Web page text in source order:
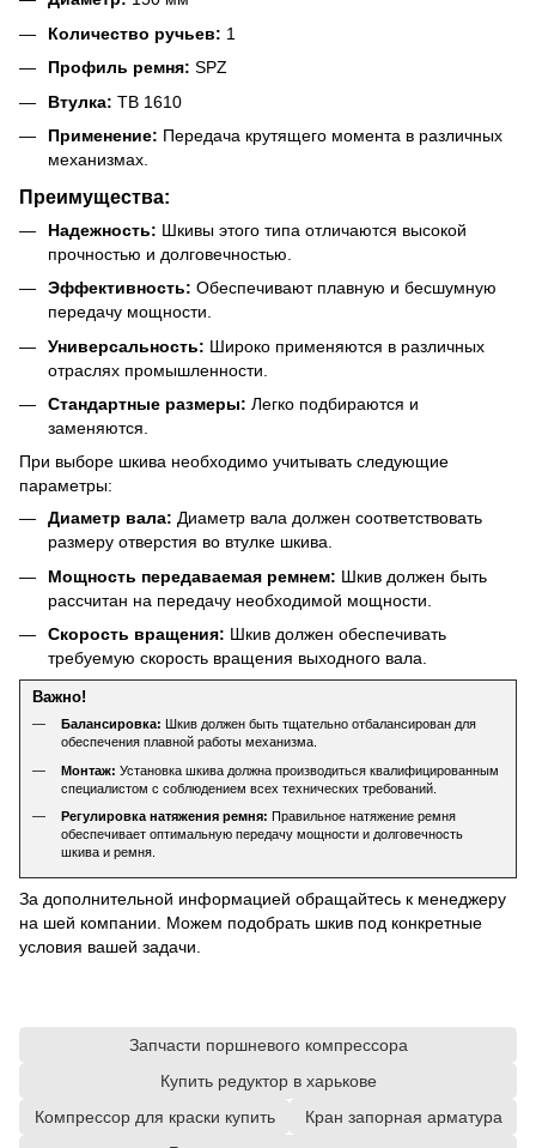
Количество ручьев: 1
Профиль ремня: SPZ
Втулка: ТВ 1610
Применение: Передача крутящего момента в различных
механизмах.
Преимущества:
Надежность: Шкивы этого типа отличаются высокой
прочностью и долговечностью.
Эффективность: Обеспечивают плавную и бесшумную
передачу мощности.
Универсальность: Широко применяются в различных
отраслях промышленности.
Стандартные размеры: Легко подбираются и
заменяются.
При выборе шкива необходимо учитывать следующие
параметры:
Диаметр вала: Диаметр вала должен соответствовать
размеру отверстия во втулке шкива.
Мощность передаваемая ремнем: Шкив должен быть
рассчитан на передачу необходимой мощности.
Скорость вращения: Шкив должен обеспечивать
требуемую скорость вращения выходного вала.
Важно!
Балансировка: Шкив должен быть тщательно отбалансирован для
обеспечения плавной работы механизма.
Монтаж: Установка шкива должна производиться квалифицированным
специалистом с соблюдением всех технических требований.
Регулировка натяжения ремня: Правильное натяжение ремня
обеспечивает оптимальную передачу мощности и долговечность
шкива и ремня.
За дополнительной информацией обращайтесь к менеджеру
на шей компании. Можем подобрать шкив под конкретные
условия вашей задачи.
Запчасти поршневого компрессора
Купить редуктор в харькове
Компрессор для краски купить
Кран запорная арматура